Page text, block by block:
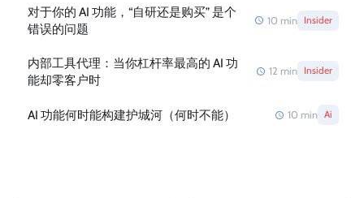
对于你的 AI 功能，“自研还是购买” 是个
错误的问题
10 min Insider
内部工具代理：当你杠杆率最高的 AI 功
能却零客户时
12 min Insider
AI 功能何时能构建护城河（何时不能） 10 min Ai